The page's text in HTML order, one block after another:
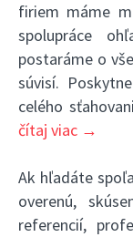
firiem máme
spolupráce
postaráme o
súvisí.
celého
čítaj viac →
Ak hľadáte
overenú,
referencií,